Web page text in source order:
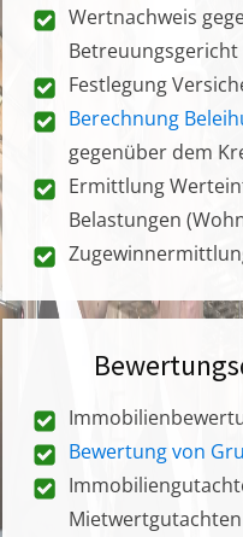
Wertnachweis
Betreuungsgericht
Festlegung
Berechnung
gegenüber dem
Ermittlung
Belastungen
Bewertung von